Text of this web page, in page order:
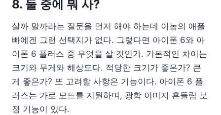
8. 둘 중에 뭐 사?
살까 말까라는 질문을 먼저 해야 하는데 이놈의 애플
빠에겐 그런 선택지가 없다. 그렇다면 아이폰 6와 아
이폰 6 플러스 중 무엇을 살 것인가. 기본적인 차이는
크기와 무게와 해상도다. 적당한 크기가 좋은가? 큰
게 좋은가? 또 고려할 사항은 기능이다. 아이폰 6 플
러스는 가로 모드를 지원하며, 광학 이미지 흔들림 보
정 기능이 있다.